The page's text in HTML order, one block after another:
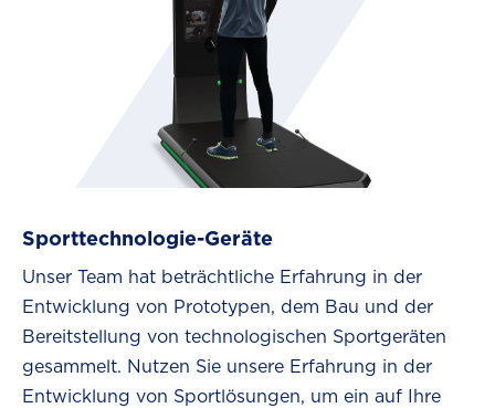
Sporttechnologie-Geräte
Unser Team hat beträchtliche Erfahrung in der
Entwicklung von Prototypen, dem Bau und der
Bereitstellung von technologischen Sportgeräten
gesammelt. Nutzen Sie unsere Erfahrung in der
Entwicklung von Sportlösungen, um ein auf Ihre